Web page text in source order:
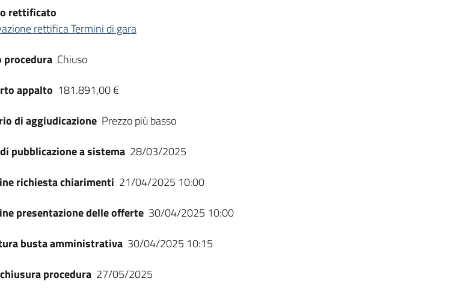
rettificato
rettifica Termini di gara
procedura Chiuso
appalto 181.891,00 €
di aggiudicazione Prezzo più basso
pubblicazione a sistema 28/03/2025
richiesta chiarimenti 21/04/2025 10:00
presentazione delle offerte 30/04/2025 10:00
busta amministrativa 30/04/2025 10:15
procedura 27/05/2025